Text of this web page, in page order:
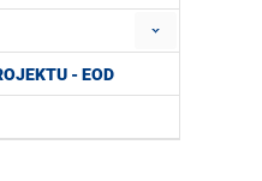
- EOD